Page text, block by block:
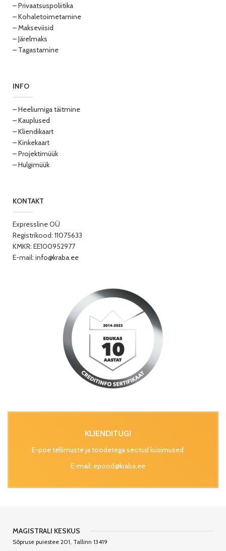
– Privaatsuspoliitika
– Kohaletoimetamine
– Makseviisid
– Järelmaks
– Tagastamine
INFO
– Heeliumiga täitmine
– Kauplused
– Kliendikaart
– Kinkekaart
– Projektimüük
– Hulgimüük
KONTAKT
Expressline OÜ
Registrikood: 11075633
KMKR: EE100952977
E-mail: info@kraba.ee
KLIENDITUGI
E-poe tellimuste ja toodetega seotud küsimused
E-mail: epood@kraba.ee
MAGISTRALI KESKUS
Sõpruse puiestee 201, Tallinn 13419